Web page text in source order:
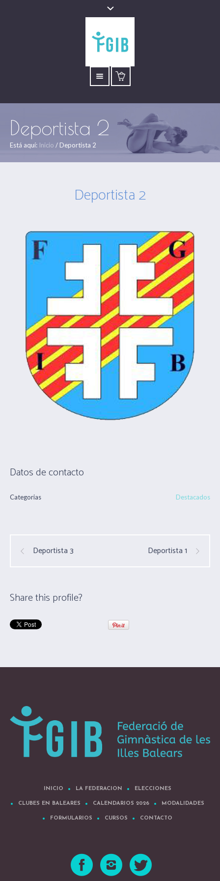
Deportista 2
Está aquí: Inicio / Deportista 2
Deportista 2
Datos de contacto
Categorias Destacados
Deportista 3 Deportista 1
Share this profile?
INICIO LA FEDERACION ELECCIONES
CLUBES EN BALEARES CALENDARIOS 2026 MODALIDADES
FORMULARIOS CURSOS CONTACTO